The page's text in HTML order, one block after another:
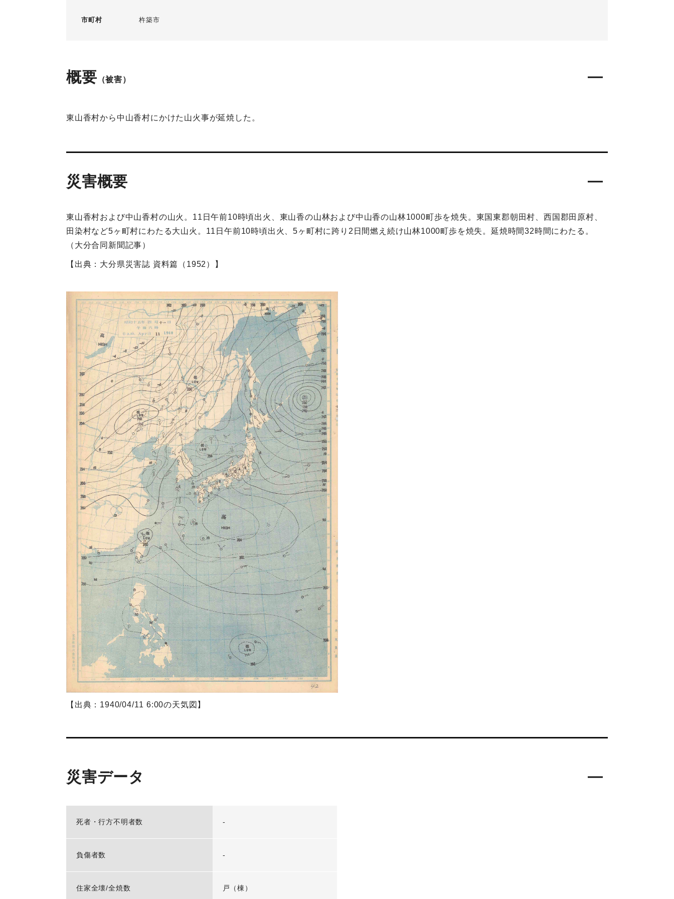
市町村 杵築市
概要 （被害）
東山香村から中山香村にかけた山火事が延焼した。
災害概要
東山香村および中山香村の山火。11日午前10時頃出火、東山香の山林および中山香の山林1000町歩を焼失。東国東郡朝田村、西国郡田原村、
田染村など5ヶ町村にわたる大山火。11日午前10時頃出火、5ヶ町村に跨り2日間燃え続け山林1000町歩を焼失。延焼時間32時間にわたる。
（大分合同新聞記事）
【出典：大分県災害誌 資料篇（1952）】
【出典：1940/04/11 6:00の天気図】
災害データ
死者・行方不明者数 -
負傷者数 -
住家全壊/全焼数 戸（棟）